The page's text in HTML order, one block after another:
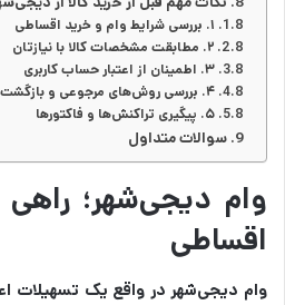
۱. بررسی شرایط وام و خرید اقساطی
۲. مطابقت مشخصات کالا با نیازتان
۳. اطمینان از اعتبار حساب کاربری
۴. بررسی روش‌های مرجوعی و بازگشت کالا
۵. پیگیری تراکنش‌ها و فاکتورها
سوالات متداول
وام دیجی‌شهر؛ راهی
اقساطی
وام دیجی‌شهر در واقع یک تسهیلات